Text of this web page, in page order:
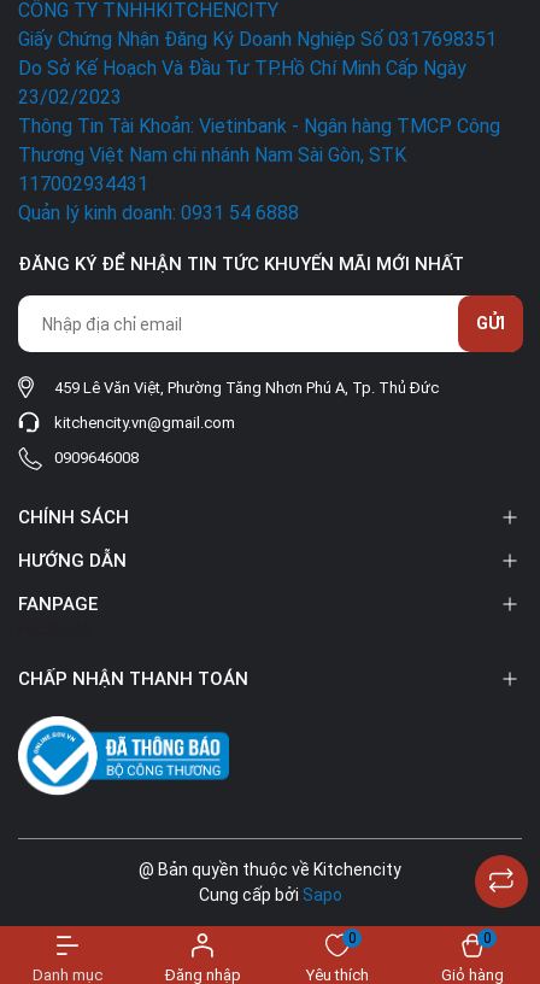
Danh mục Đăng nhập
0
Yêu thích
0
Giỏ hàng
CÔNG TY TNHHKITCHENCITY
Giấy Chứng Nhận Đăng Ký Doanh Nghiệp Số 0317698351
Do Sở Kế Hoạch Và Đầu Tư TP.Hồ Chí Minh Cấp Ngày
23/02/2023
Thông Tin Tài Khoản: Vietinbank - Ngân hàng TMCP Công
Thương Việt Nam chi nhánh Nam Sài Gòn, STK
117002934431
Quản lý kinh doanh: 0931 54 6888
ĐĂNG KÝ ĐỂ NHẬN TIN TỨC KHUYẾN MÃI MỚI NHẤT
GỬI
459 Lê Văn Việt, Phường Tăng Nhơn Phú A, Tp. Thủ Đức
kitchencity.vn@gmail.com
0909646008
CHÍNH SÁCH
HƯỚNG DẪN
FANPAGE
CHẤP NHẬN THANH TOÁN
@ Bản quyền thuộc về Kitchencity
Cung cấp bởi Sapo